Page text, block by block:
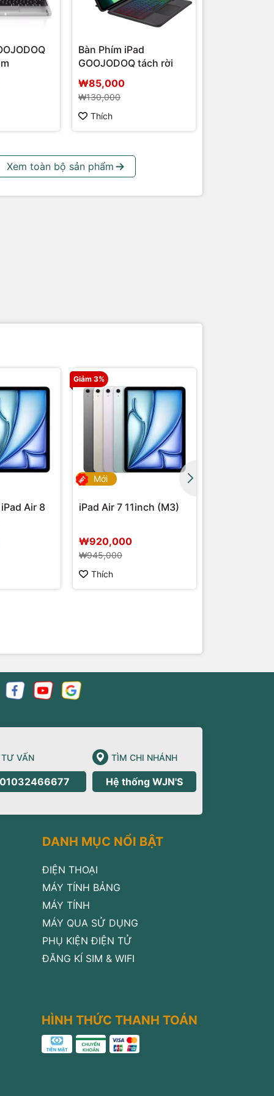
Bàn Phím iPad
GOOJODOQ tách rời
₩85,000
₩130,000
Thích
Xem toàn bộ sản phẩm
Air 8
Mới
Giảm 3%
iPad Air 7 11inch (M3)
₩920,000
₩945,000
Thích
TƯ VẤN
01032466677
TÌM CHI NHÁNH
Hệ thống WJN'S
DANH MỤC NỔI BẬT
ĐIỆN THOẠI
MÁY TÍNH BẢNG
MÁY TÍNH
MÁY QUA SỬ DỤNG
PHỤ KIỆN ĐIỆN TỬ
ĐĂNG KÍ SIM & WIFI
HÌNH THỨC THANH TOÁN